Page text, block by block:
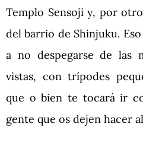
Templo Sensoji y, por
del barrio de Shinjuku.
a no despegarse de las
vistas, con trípodes
que o bien te tocará ir
gente que os dejen hacer